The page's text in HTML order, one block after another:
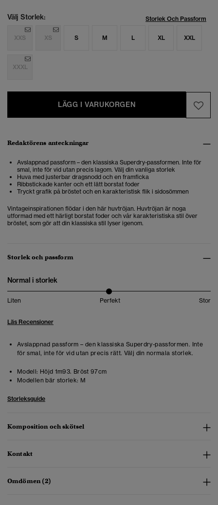
Välj Storlek: Storlek Och Passform
XXS XS S M L XL XXL
XXXL
LÄGG I VARUKORGEN
Redaktörens anteckningar
Avslappnad passform – den klassiska Superdry-passformen. Inte för
smal, inte för vid utan precis lagom. Välj din vanliga storlek
Huva med justerbar dragsnodd och en framficka
Ribbstickade kanter och ett lätt borstat foder
Tryckt grafik på bröstet och en karakteristisk flik i sidosömmen
Vintageinspirationen flödar i den här huvtröjan. Huvtröjan är noga
utformad med ett härligt borstat foder och vår karakteristiska stil över
bröstet, som gör att din klassiska stil lyser igenom.
Storlek och passform
Normal i storlek
Liten Perfekt Stor
Läs Recensioner
Avslappnad passform – den klassiska Superdry-passformen. Inte
för smal, inte för vid utan precis rätt. Välj din normala storlek.
Modell: Höjd 1m93. Bröst 97cm
Modellen bär storlek: M
Storleksguide
Komposition och skötsel
Kontakt
Omdömen (2)